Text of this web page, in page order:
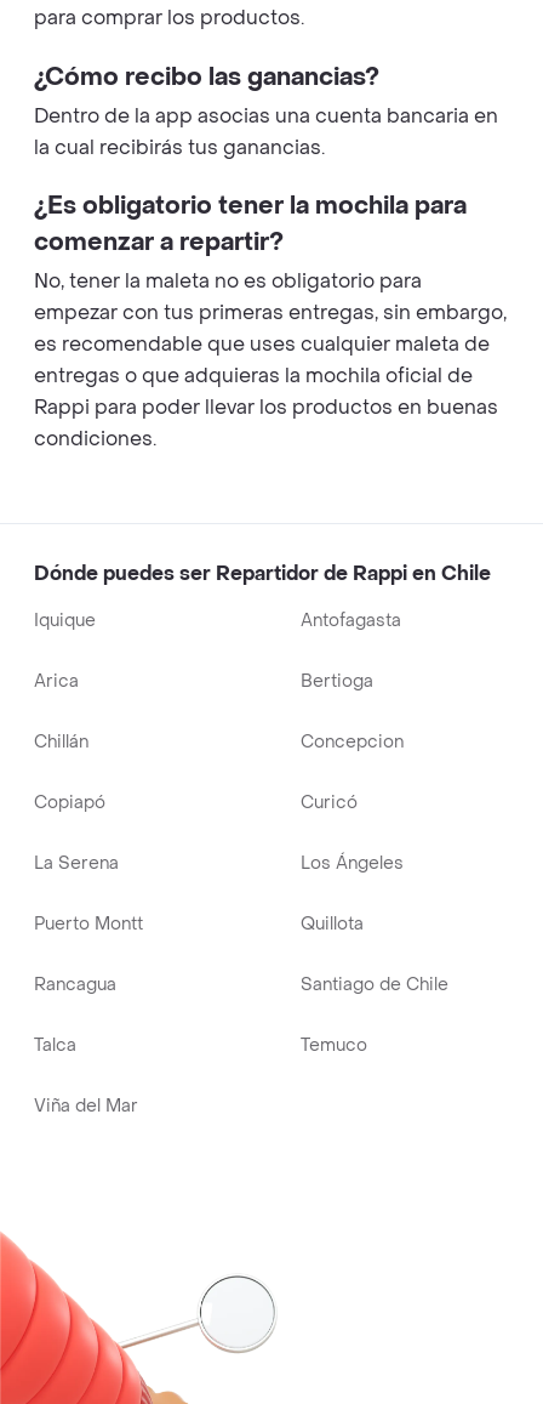
para comprar los productos.
¿Cómo recibo las ganancias?
Dentro de la app asocias una cuenta bancaria en
la cual recibirás tus ganancias.
¿Es obligatorio tener la mochila para
comenzar a repartir?
No, tener la maleta no es obligatorio para
empezar con tus primeras entregas, sin embargo,
es recomendable que uses cualquier maleta de
entregas o que adquieras la mochila oficial de
Rappi para poder llevar los productos en buenas
condiciones.
Dónde puedes ser Repartidor de Rappi en Chile
Iquique Antofagasta
Arica Bertioga
Chillán Concepcion
Copiapó Curicó
La Serena Los Ángeles
Puerto Montt Quillota
Rancagua Santiago de Chile
Talca Temuco
Viña del Mar